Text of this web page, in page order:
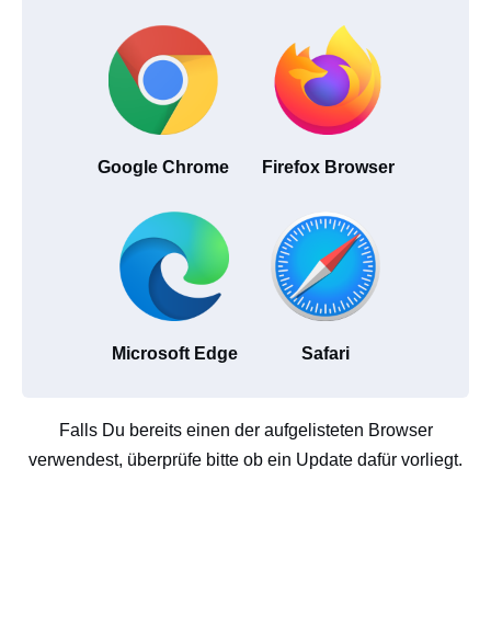
Google Chrome Firefox Browser
Microsoft Edge Safari
Falls Du bereits einen der aufgelisteten Browser
verwendest, überprüfe bitte ob ein Update dafür vorliegt.